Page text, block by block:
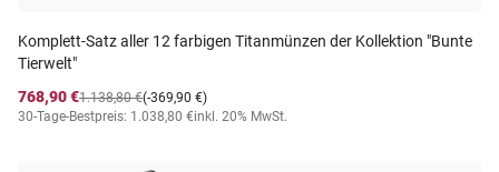
Komplett-Satz aller 12 farbigen Titanmünzen der Kollektion "Bunte
Tierwelt"
768,90 €
(-369,90 €)
1.138,80 €
30-Tage-Bestpreis: 1.038,80 €inkl. 20% MwSt.